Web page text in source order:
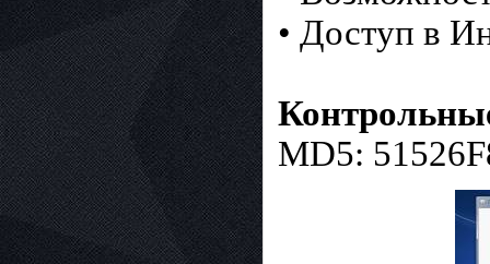
• Доступ в
MD5: